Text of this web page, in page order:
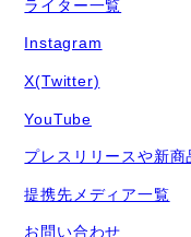
ライター一覧
Instagram
X(Twitter)
YouTube
プレスリリースや新
提携先メディア一覧
お問い合わせ